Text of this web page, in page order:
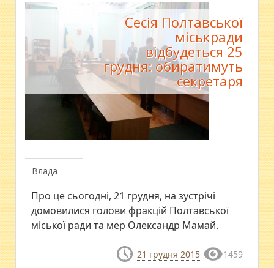
Влада
Сесія Полтавської
міськради
відбудеться 25
грудня: обиратимуть
секретаря
Про це сьогодні, 21 грудня, на зустрічі
домовилися голови фракцій Полтавської
міської ради та мер Олександр Мамай.
21 грудня 2015 1459